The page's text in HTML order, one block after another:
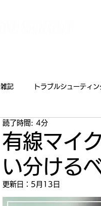
雑記 トラブルシューティン
有線マイ
い分ける
読了時間: 4分
更新日： 5月13日